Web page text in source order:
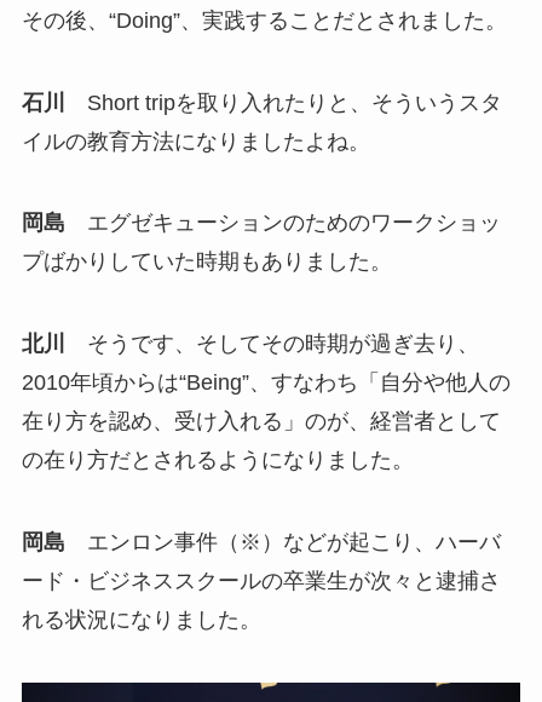
その後、“Doing”、実践することだとされました。
石川
Short tripを取り入れたりと、そういうスタ
イルの教育方法になりましたよね。
岡島 エグゼキューションのためのワークショッ
プばかりしていた時期もありました。
北川
そうです、そしてその時期が過ぎ去り、
2010年頃からは“Being”、すなわち「自分や他人の
在り方を認め、受け入れる」のが、経営者として
の在り方だとされるようになりました。
岡島 エンロン事件（※）などが起こり、ハーバ
ード・ビジネススクールの卒業生が次々と逮捕さ
れる状況になりました。